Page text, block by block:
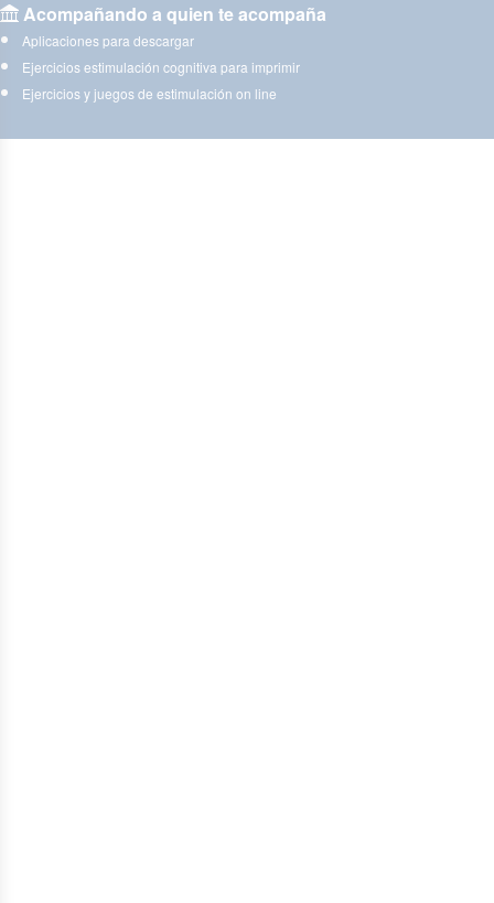
Acompañando a quien te acompaña
Aplicaciones para descargar
Ejercicios estimulación cognitiva para imprimir
Ejercicios y juegos de estimulación on line